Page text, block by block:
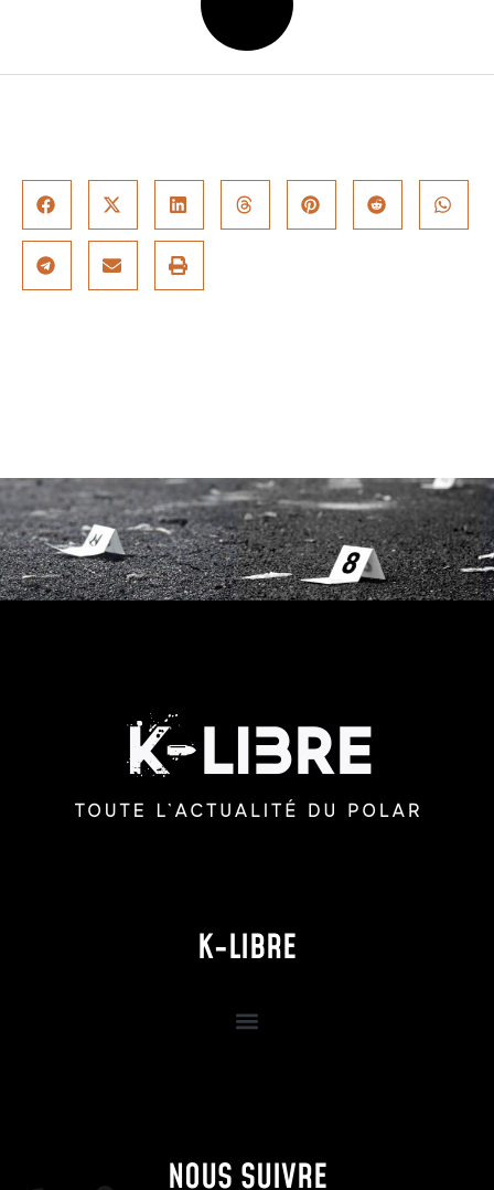
K-LIBRE
NOUS SUIVRE